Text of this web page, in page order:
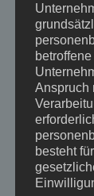
Wenn Sie
Regel
haben Sie
Wenn die
Löschung
verlangen.
Wenn wir
benötigen,
Anspruch
besteht